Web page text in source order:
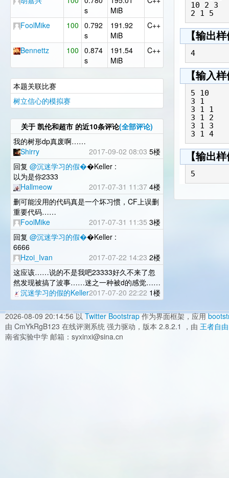
s
MiB
FoolMike 100 0.792
s
191.92
MiB
C++
Bennettz 100 0.874
s
191.54
MiB
C++
本题关联比赛
树立信心的模拟赛
关于 凯伦和超市 的近10条评论(全部评论)
我的树形dp真废啊……
Shirry
2017-09-02 08:03 5楼
回复 @沉迷学习的假��Keller :
以为是你2333
Hallmeow
2017-07-31 11:37 4楼
删可能没用的代码真是一个坏习惯，CF上误删
重要代码……
FoolMike
2017-07-31 11:35 3楼
回复 @沉迷学习的假��Keller :
6666
Hzoi_Ivan
2017-07-22 14:23 2楼
这应该……说的不是我吧23333好久不来了忽
然发现被搞了波事……迷之一种被d的感觉……
沉迷学习的假的Keller2017-07-20 22:22 1楼
10 2 3
【输出
【输入
5 10
3 1
3 1 1
3 1 2
3 1 3
【输出
2026-08-09 20:14:56以Twitter Bootstrap作为界面框架，应用
由 CmYkRgB123 在线评测系统 强力驱动，版本 2.8.2.1 ，由 王者自由
南省实验中学 邮箱：syxinxi@sina.cn